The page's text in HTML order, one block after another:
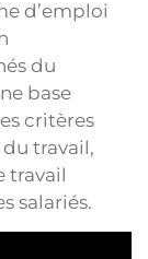
d’emploi
du
base
critères
travail,
travail
salariés.